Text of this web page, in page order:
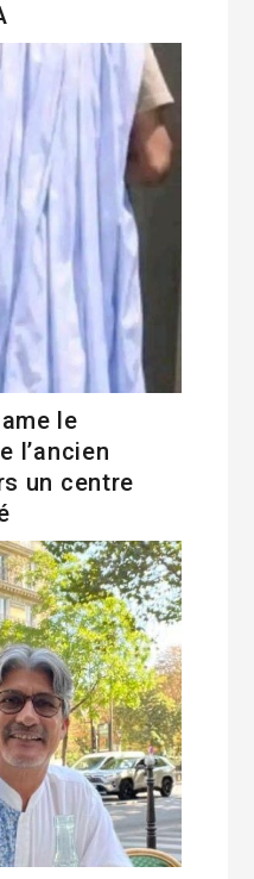
le
l’ancien
un centre